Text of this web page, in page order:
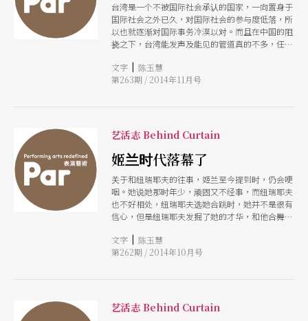
台湾是一个不被国际社会承认的国家，一向置身于
国际社会之外已久，对国际社会的参与度低落，所
以也就逐渐对国际事务冷漠以对。而且在中国的阻
挠之下，台湾能发声及能见的管道真的不多，任何
能为力，以及国名名称的混淆。但不管如何，我都
要问：为什么台湾没有国际新闻？期待更多有志之
文字 | 陈玉慧
第263期 / 2014年11月号
艺活志 Behind Curtain
姬兰时代落幕了
关于和纽瑞耶夫的往事，姬兰至今提到时，仍会哽
咽。她说她那时年少，顽固又不经事，而纽瑞耶夫
也不好相处，纽瑞耶夫选她合跳时，她并不是很有
信心，但是纽瑞耶夫发掘了她的才华，和他合舞，
总是深情地注视著她，使她无所遁逃。
文字 | 陈玉慧
第262期 / 2014年10月号
艺活志 Behind Curtain